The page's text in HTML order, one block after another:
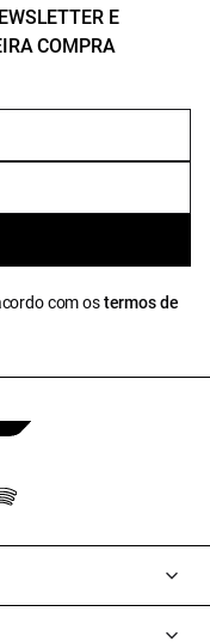
E
COMPRA
com ostermos de